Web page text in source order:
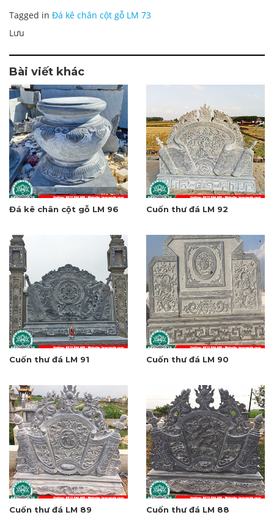
Tagged in Đá kê chân cột gỗ LM 73
Lưu
Bài viết khác
Đá kê chân cột gỗ LM 96 Cuốn thư đá LM 92
Cuốn thư đá LM 91 Cuốn thư đá LM 90
Cuốn thư đá LM 89 Cuốn thư đá LM 88